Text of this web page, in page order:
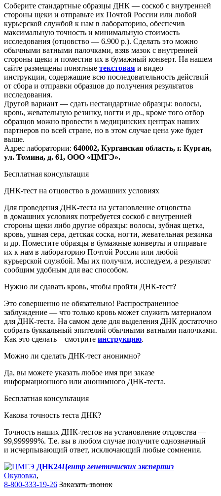
Соберите стандартные образцы ДНК — соскоб с внутренней
стороны щеки и отправьте их Почтой России или любой
курьерской службой к нам в лабораторию, обеспечив
максимальную точность и минимальную стоимость
исследования (отцовство — 6.900 р.). Сделать это можно
обычными ватными палочками, взяв мазок с внутренней
стороны щеки и поместив их в бумажный конверт. На нашем
сайте размещены понятные текстовая и видео —
инструкции, содержащие всю последовательность действий
от сбора и отправки образцов до получения результатов
исследования.
Другой вариант — сдать нестандартные образцы: волосы,
кровь, жевательную резинку, ногти и др., кроме того отбор
образцов можно провести в медицинских центрах наших
партнеров по всей стране, но в этом случае цена уже будет
выше.
Адрес лаборатории: 640002, Курганская область, г. Курган,
ул. Томина, д. 61, ООО «ЦМГЭ».
Бесплатная консультация
ДНК-тест на отцовство в домашних условиях
Для проведения ДНК-теста на установление отцовства
в домашних условиях потребуется соскоб с внутренней
стороны щеки либо другие образцы: волосы, зубная щетка,
кровь, ушная сера, детская соска, ногти, жевательная резинка
и др. Поместите образцы в бумажные конверты и отправьте
их к нам в лабораторию Почтой России или любой
курьерской службой. Мы их получим, исследуем, а результат
сообщим удобным для вас способом.
Нужно ли сдавать кровь, чтобы пройти ДНК-тест?
Это совершенно не обязательно! Распространенное
заблуждение — что только кровь может служить материалом
для ДНК-теста. На самом деле для выделения ДНК достаточно
собрать буккальный эпителий обычными ватными палочками.
Как это сделать – смотрите инструкцию.
Можно ли сделать ДНК-тест анонимно?
Да, вы можете указать любое имя при заказе
информационного или анонимного ДНК-теста.
Бесплатная консультация
Какова точность теста ДНК?
Точность наших ДНК-тестов на установление отцовства —
99,999999%. Т.е. вы в любом случае получите однозначный
и исчерпывающий ответ, исключающий любые сомнения.
ДНК24Центр генетичиских экспертиз
Окуловка,
8-800-333-19-26 Заказать звонок